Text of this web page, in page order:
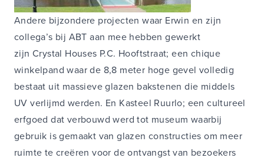
Andere bijzondere projecten waar Erwin en zijn
collega’s bij ABT aan mee hebben gewerkt
zijn Crystal Houses P.C. Hooftstraat; een chique
winkelpand waar de 8,8 meter hoge gevel volledig
bestaat uit massieve glazen bakstenen die middels
UV verlijmd werden. En Kasteel Ruurlo; een cultureel
erfgoed dat verbouwd werd tot museum waarbij
gebruik is gemaakt van glazen constructies om meer
ruimte te creëren voor de ontvangst van bezoekers